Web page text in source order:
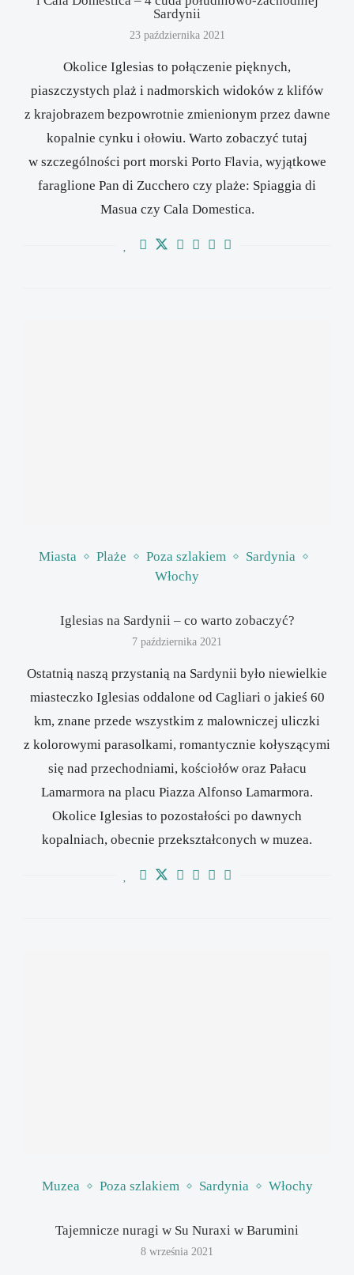
Sardynii
23 października 2021
Okolice Iglesias to połączenie pięknych,
piaszczystych plaż i nadmorskich widoków z klifów
z krajobrazem bezpowrotnie zmienionym przez dawne
kopalnie cynku i ołowiu. Warto zobaczyć tutaj
w szczególności port morski Porto Flavia, wyjątkowe
faraglione Pan di Zucchero czy plaże: Spiaggia di
Masua czy Cala Domestica.
Miasta Plaże Poza szlakiem
Sardynia
Włochy
Iglesias na Sardynii – co warto zobaczyć?
7 października 2021
Ostatnią naszą przystanią na Sardynii było niewielkie
miasteczko Iglesias oddalone od Cagliari o jakieś 60
km, znane przede wszystkim z malowniczej uliczki
z kolorowymi parasolkami, romantycznie kołyszącymi
się nad przechodniami, kościołów oraz Pałacu
Lamarmora na placu Piazza Alfonso Lamarmora.
Okolice Iglesias to pozostałości po dawnych
kopalniach, obecnie przekształconych w muzea.
Muzea Poza szlakiem Sardynia Włochy
Tajemnicze nuragi w Su Nuraxi w Barumini
8 września 2021